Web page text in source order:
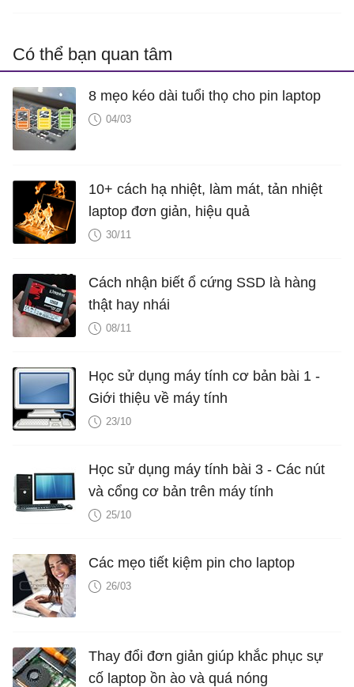
Có thể bạn quan tâm
8 mẹo kéo dài tuổi thọ cho pin laptop
04/03
10+ cách hạ nhiệt, làm mát, tản nhiệt
laptop đơn giản, hiệu quả
30/11
Cách nhận biết ổ cứng SSD là hàng
thật hay nhái
08/11
Học sử dụng máy tính cơ bản bài 1 -
Giới thiệu về máy tính
23/10
Học sử dụng máy tính bài 3 - Các nút
và cổng cơ bản trên máy tính
25/10
Các mẹo tiết kiệm pin cho laptop
26/03
Thay đổi đơn giản giúp khắc phục sự
cố laptop ồn ào và quá nóng